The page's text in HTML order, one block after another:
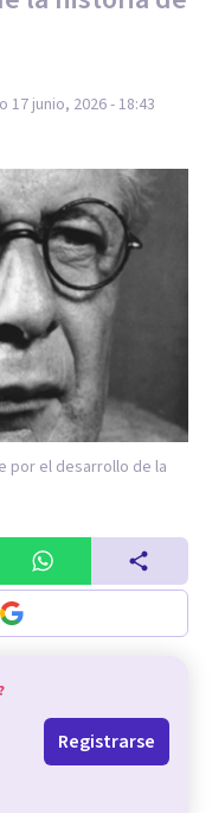
17 junio, 2026 - 18:43
por el desarrollo de la
?
Registrarse